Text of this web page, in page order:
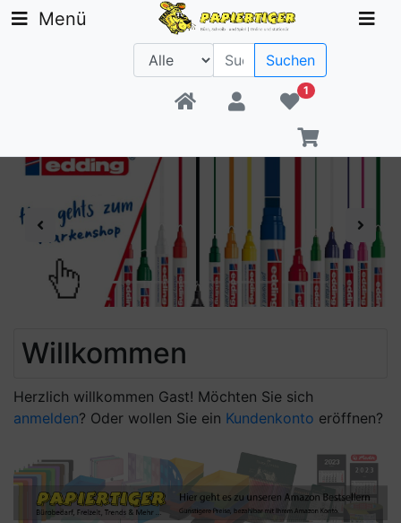
Beratung +49 30 1300 6481
Menü
Suchen
1
Previous Next
Willkommen
Herzlich willkommen Gast! Möchten Sie sich
anmelden? Oder wollen Sie ein Kundenkonto eröffnen?